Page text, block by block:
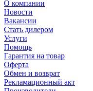
О компании
Новости
Вакансии
Стать дилером
Услуги
Помощь
Гарантия на товар
Оферта
Обмен и возврат
Рекламационный акт